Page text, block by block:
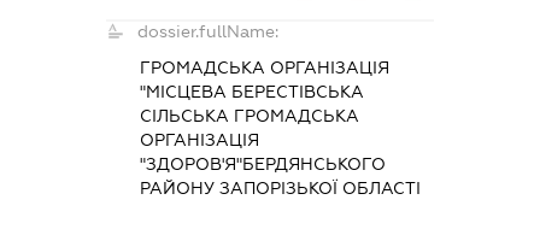
dossier.fullName:
ГРОМАДСЬКА ОРГАНІЗАЦІЯ
"МІСЦЕВА БЕРЕСТІВСЬКА
СІЛЬСЬКА ГРОМАДСЬКА
ОРГАНІЗАЦІЯ
"ЗДОРОВ'Я"БЕРДЯНСЬКОГО
РАЙОНУ ЗАПОРІЗЬКОЇ ОБЛАСТІ